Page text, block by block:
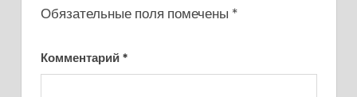
Обязательные поля помечены *
Комментарий *